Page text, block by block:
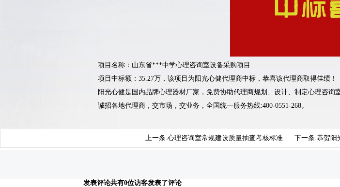
项目名称： 山东省***中学心理咨询室设备采购项目
项目中标额：35.27万，该项目为阳光心健代理商中标，恭喜该代理商取得佳绩！
阳光心健是国内品牌心理器材厂家，免费协助代理商规划、设计、制定心理咨询
诚招各地代理商，交市场，交业务，全国统一服务热线:400-0551-268。
上一条:心理咨询室常规建设质量抽查考核标准 下一条:恭贺阳
发表评论共有0位访客发表了评论